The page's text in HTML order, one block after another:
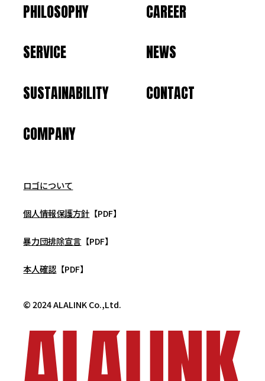
PHILOSOPHY
SERVICE
SUSTAINABILITY
COMPANY
CAREER
NEWS
CONTACT
ロゴについて
個人情報保護方針 【PDF】
暴力団排除宣言 【PDF】
本人確認 【PDF】
© 2024 ALALINK Co.,Ltd.